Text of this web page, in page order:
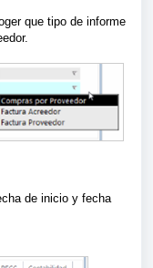
que tipo de informe
de inicio y fecha